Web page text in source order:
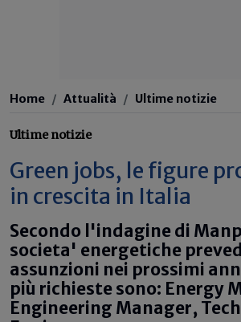
Home Attualità Ultime notizie
Ultime notizie
Green jobs, le figure
in crescita in Italia
Secondo l'indagine di
societa' energetiche
assunzioni nei prossimi
più richieste sono: Energy
Engineering Manager,